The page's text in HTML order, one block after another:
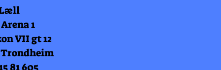
1
VII gt 12
Trondheim
81 605